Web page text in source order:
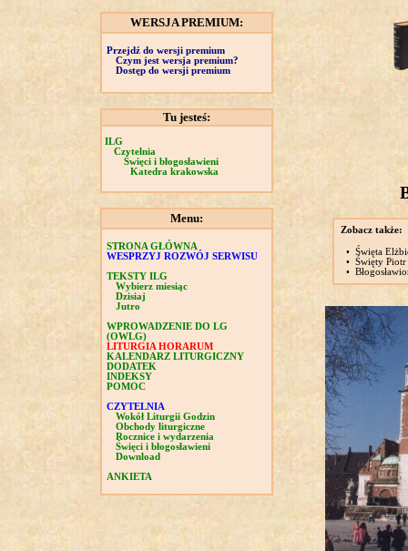
WERSJA PREMIUM:
Przejdź do wersji premium
Czym jest wersja premium?
Dostęp do wersji premium
Tu jesteś:
ILG
Czytelnia
Święci i błogosławieni
Katedra krakowska
Menu:
STRONA GŁÓWNA
WESPRZYJ ROZWÓJ SERWISU
TEKSTY ILG
Wybierz miesiąc
Dzisiaj
Jutro
WPROWADZENIE DO LG
(OWLG)
LITURGIA HORARUM
KALENDARZ LITURGICZNY
DODATEK
INDEKSY
POMOC
CZYTELNIA
Wokół Liturgii Godzin
Obchody liturgiczne
Rocznice i wydarzenia
Święci i błogosławieni
Download
ANKIETA
Zobacz także:
• Święta
• Święty Piotr
•